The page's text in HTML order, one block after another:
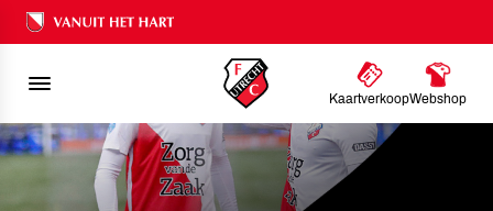
Ons nalatenschap
KaartverkoopWebshop